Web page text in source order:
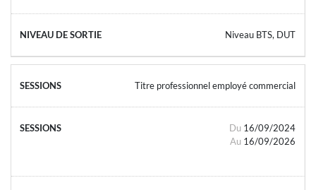
Niveau BTS, DUT
Titre professionnel employé commercial
Du 16/09/2024
Au 16/09/2026